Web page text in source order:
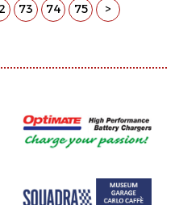
73 74 75 >